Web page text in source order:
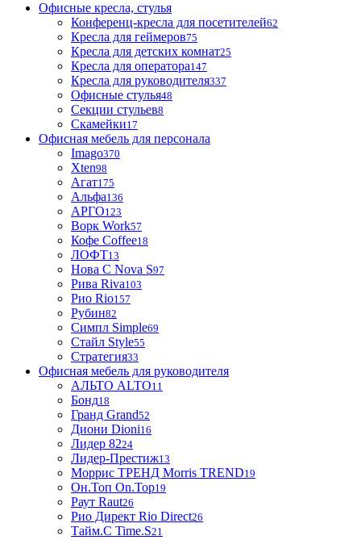
Офисные кресла, стулья
Конференц-кресла для посетителей62
Кресла для геймеров75
Кресла для детских комнат25
Кресла для оператора147
Кресла для руководителя337
Офисные стулья48
Секции стульев8
Скамейки17
Офисная мебель для персонала
Imago370
Xten98
Агат175
Альфа136
АРГО123
Ворк Work57
Кофе Coffee18
ЛОФТ13
Нова С Nova S97
Рива Riva103
Рио Rio157
Рубин82
Симпл Simple69
Стайл Style55
Стратегия33
Офисная мебель для руководителя
АЛЬТО ALTO11
Бонд18
Гранд Grand52
Диони Dioni16
Лидер 8224
Лидер-Престиж13
Моррис ТРЕНД Morris TREND19
Он.Топ On.Top19
Раут Raut26
Рио Директ Rio Direct26
Тайм.С Time.S21